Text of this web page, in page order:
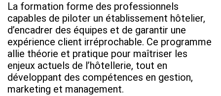
La formation forme des professionnels
capables de piloter un établissement hôtelier,
d’encadrer des équipes et de garantir une
expérience client irréprochable. Ce programme
allie théorie et pratique pour maîtriser les
enjeux actuels de l’hôtellerie, tout en
développant des compétences en gestion,
marketing et management.